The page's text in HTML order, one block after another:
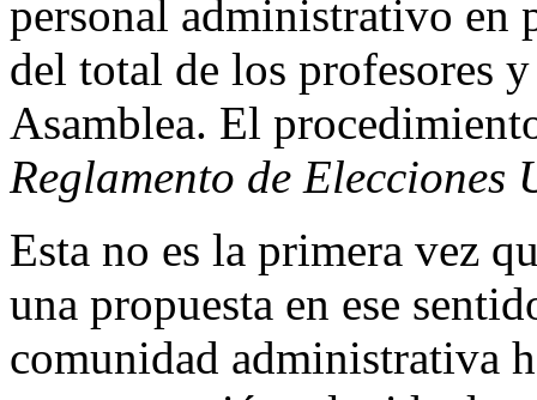
personal administrativo en
del total de los profesores
Asamblea. El
Reglamento de Elecciones
Esta no es la primera vez
una propuesta en ese
comunidad administrativa